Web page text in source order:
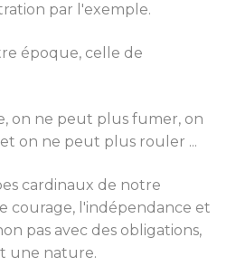
par l'exemple.
époque, celle de
on ne peut plus fumer, on
on ne peut plus rouler ...
cardinaux de notre
courage, l'indépendance et
pas avec des obligations,
une nature.